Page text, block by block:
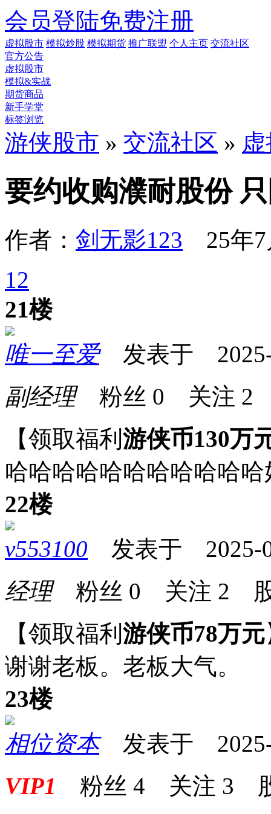
会员登陆免费注册
虚拟股市 模拟炒股 模拟期货 推广联盟 个人主页 交流社区
官方公告
虚拟股市
模拟&实战
期货商品
新手学堂
标签浏览
游侠股市 » 交流社区 »
要约收购濮耐股份
作者： 剑无影123 25年7
12
21楼
唯一至爱发表于 2025-
副经理粉丝 0 关注 2
【领取福利 游侠币130万
哈哈哈哈哈哈哈哈哈哈哈
22楼
v553100 发表于 2025-
经理粉丝 0 关注 2
【领取福利 游侠币78万元
谢谢老板。老板大气。
23楼
相位资本发表于 2025-
VIP1 粉丝 4 关注 3